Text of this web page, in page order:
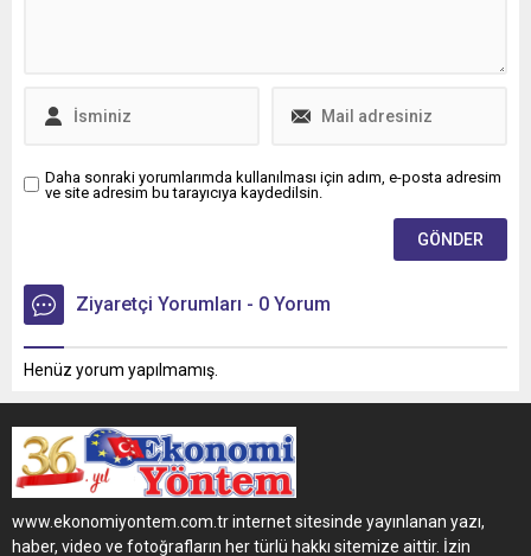
Daha sonraki yorumlarımda kullanılması için adım, e-posta adresim
ve site adresim bu tarayıcıya kaydedilsin.
Ziyaretçi Yorumları - 0 Yorum
Henüz yorum yapılmamış.
www.ekonomiyontem.com.tr internet sitesinde yayınlanan yazı,
haber, video ve fotoğrafların her türlü hakkı sitemize aittir. İzin